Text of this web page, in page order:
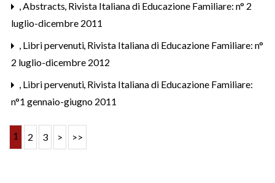
,Abstracts, Rivista Italiana di Educazione Familiare: n° 2
luglio-dicembre 2011
, Libri pervenuti, Rivista Italiana di Educazione Familiare: n°
2 luglio-dicembre 2012
, Libri pervenuti, Rivista Italiana di Educazione Familiare:
n°1 gennaio-giugno 2011
1 2 3 > >>